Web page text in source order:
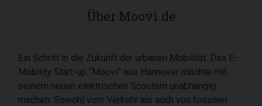
Über Moovi.de
Ein Schritt in die Zukunft der urbanen Mobilität. Das E-
Mobility Start-up “Moovi” aus Hannover möchte mit
seinem neuen elektrischen Scootern unabhängig
machen. Sowohl vom Verkehr als auch von fossilen